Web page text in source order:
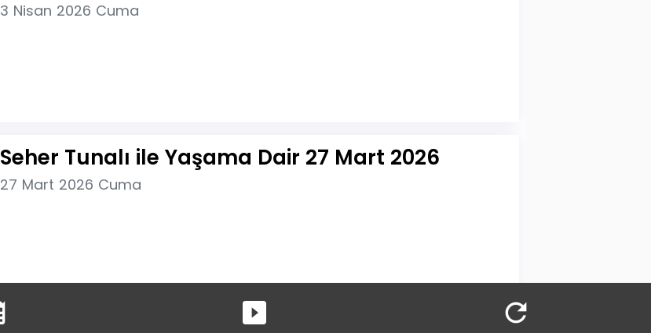
3 Nisan 2026 Cuma
Seher Tunalı ile Yaşama Dair 27 Mart 2026
27 Mart 2026 Cuma